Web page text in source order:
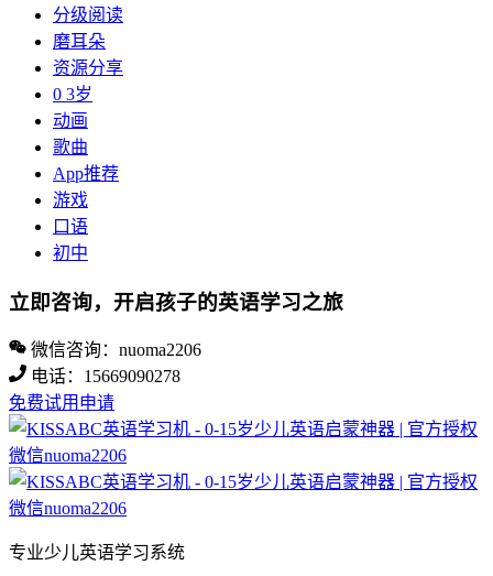
分级阅读
磨耳朵
资源分享
0 3岁
动画
歌曲
App推荐
游戏
口语
初中
立即咨询，开启孩子的英语学习之旅
微信咨询：nuoma2206
电话：15669090278
免费试用申请
专业少儿英语学习系统